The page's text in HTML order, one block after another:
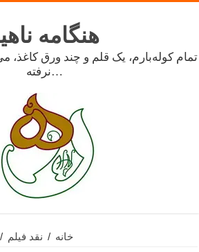
هنگامه
تمام کوله‌بارم، یک قلم و چند ورق کاغذ،
نرفته…
خانه / نقد فیلم /